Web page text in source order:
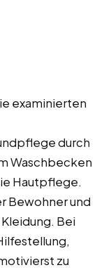
examinierten
durch
Waschbecken
Hautpflege.
Bewohner und
Bei
zu